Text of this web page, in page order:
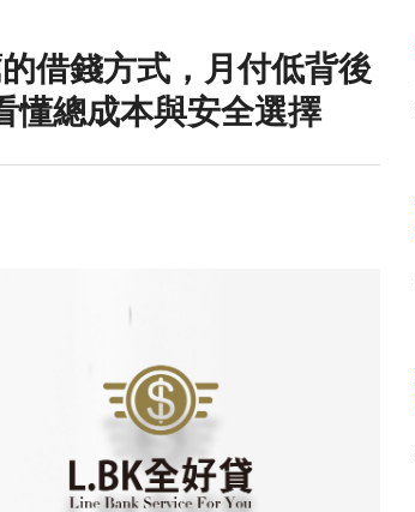
借錢方式，月付低背後
懂總成本與安全選擇